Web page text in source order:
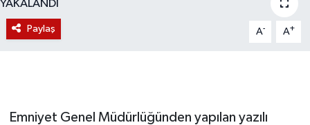
Paylaş A- A+
Emniyet Genel Müdürlüğünden yapılan yazılı